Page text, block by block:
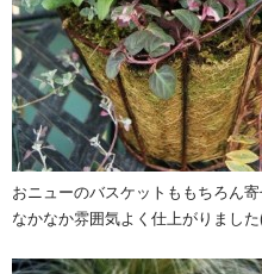
おニューのバスケットももちろん
なかなか雰囲気よく仕上がりまし